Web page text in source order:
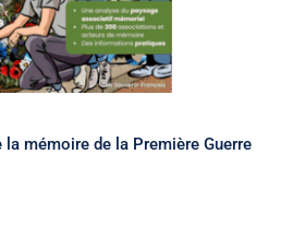
la mémoire de la Première Guerre